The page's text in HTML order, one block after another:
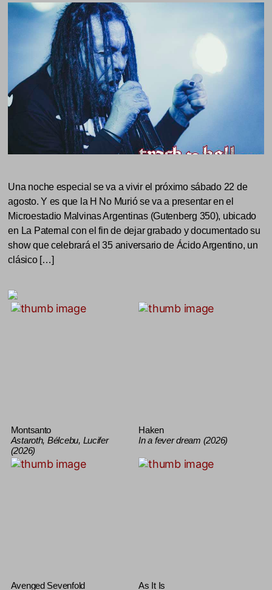
Una noche especial se va a vivir el próximo sábado 22 de
agosto. Y es que la H No Murió se va a presentar en el
Microestadio Malvinas Argentinas (Gutenberg 350), ubicado
en La Paternal con el fin de dejar grabado y documentado su
show que celebrará el 35 aniversario de Ácido Argentino, un
clásico […]
Montsanto
Astaroth, Bélcebu, Lucifer
(2026)
Haken
In a fever dream (2026)
Avenged Sevenfold As It Is